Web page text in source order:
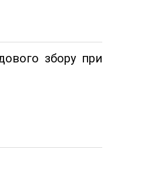
збору при